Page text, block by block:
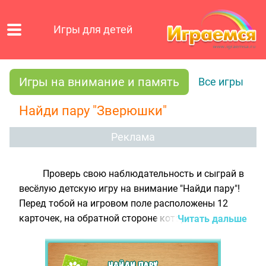
Игры для детей
Игры на внимание и память Все игры
Найди пару "Зверюшки"
Реклама
Проверь свою наблюдательность и сыграй в
весёлую детскую игру на внимание "Найди пару"!
Перед тобой на игровом поле расположены 12
карточек, на обратной стороне которых
зверёк - обезьянка, медвежонок, тигрёнок,
слонёнок, овечка и зебра нарисованы в двух
Читать дальше